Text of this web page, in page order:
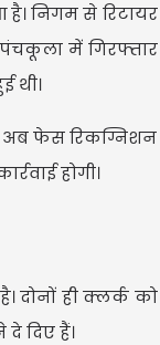
निगम से रिटायर
में गिरफ्तार
थी।
अब फेस रिकग्निशन
होगी।
दोनों ही क्लर्क को
दिए हैं।